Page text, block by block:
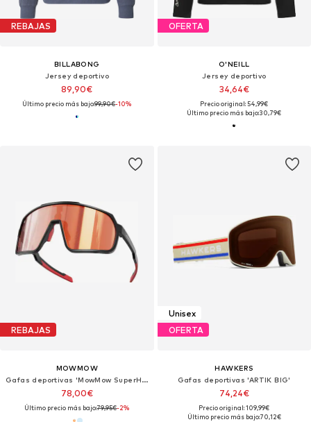
REBAJAS
BILLABONG
Jersey deportivo
89,90€
Último precio más bajo:99,90€-10%
OFERTA
O'NEILL
Jersey deportivo
34,64€
Precio original: 54,99€
Último precio más bajo:30,79€
REBAJAS
MOWMOW
Gafas deportivas 'MowMow SuperHero - Photochromic Lens - Men - Women'
78,00€
Último precio más bajo:79,95€-2%
Unisex
OFERTA
HAWKERS
Gafas deportivas 'ARTIK BIG'
74,24€
Precio original: 109,99€
Último precio más bajo:70,12€